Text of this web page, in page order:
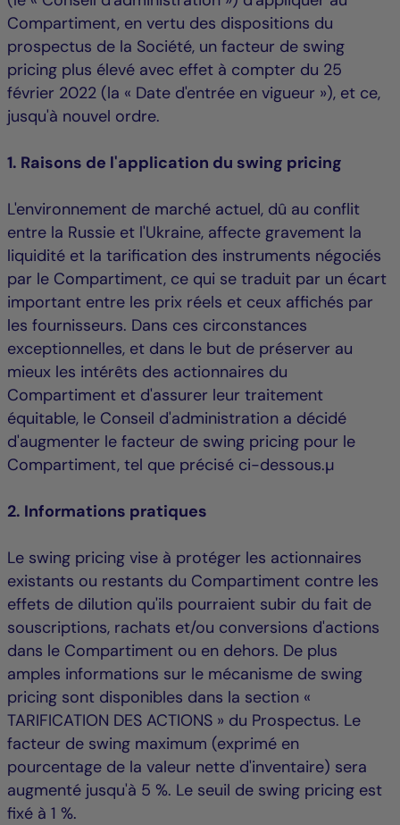
Compartiment, en vertu des dispositions du
prospectus de la Société, un facteur de swing
pricing plus élevé avec effet à compter du 25
février 2022 (la « Date d'entrée en vigueur »), et ce,
jusqu'à nouvel ordre.
1. Raisons de l'application du swing pricing
L'environnement de marché actuel, dû au conflit
entre la Russie et l'Ukraine, affecte gravement la
liquidité et la tarification des instruments négociés
par le Compartiment, ce qui se traduit par un écart
important entre les prix réels et ceux affichés par
les fournisseurs. Dans ces circonstances
exceptionnelles, et dans le but de préserver au
mieux les intérêts des actionnaires du
Compartiment et d'assurer leur traitement
équitable, le Conseil d'administration a décidé
d'augmenter le facteur de swing pricing pour le
Compartiment, tel que précisé ci-dessous.µ
2. Informations pratiques
Le swing pricing vise à protéger les actionnaires
existants ou restants du Compartiment contre les
effets de dilution qu'ils pourraient subir du fait de
souscriptions, rachats et/ou conversions d'actions
dans le Compartiment ou en dehors. De plus
amples informations sur le mécanisme de swing
pricing sont disponibles dans la section «
TARIFICATION DES ACTIONS » du Prospectus. Le
facteur de swing maximum (exprimé en
pourcentage de la valeur nette d'inventaire) sera
augmenté jusqu'à 5 %. Le seuil de swing pricing est
fixé à 1 %.